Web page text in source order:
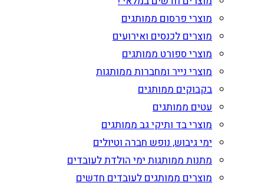
מוצרי פרסום ממותגים
מוצרים לכנסים ואירועים
מוצרי ספורט ממותגים
מוצרי נייר ומחברות ממותגות
בקבוקים ממותגים
עטים ממותגים
מוצרי בד ותיקי גב ממותגים
ימי גיבוש, נופש חברה וטיולים
מתנות ממותגות ימי הולדת לעובדים
מוצרים ממותגים לעובדים חדשים